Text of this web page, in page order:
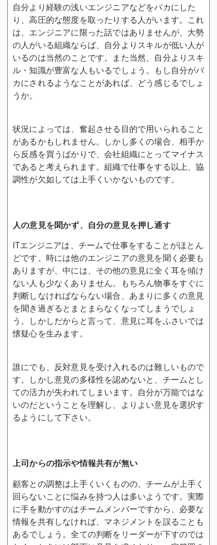
自分より経験の浅いエンジニアなどをバカにした
り、高圧的な態度を取ったりする人がいます。これ
は、エンジニアに限った話ではありませんが、大勢
の人がいる組織ならば、自分よりスキルが低い人が
いるのは当然のことです。また当然、自分よりスキ
ル・知識が豊富な人もいるでしょう。もし自分がバ
カにされるようなことがあれば、どう感じるでしょ
うか。
状況によっては、奮起させる目的で用いられること
があるかもしれません。しかし多くの場合、相手か
ら反感を買うばかりで、会社組織にとってマイナス
であると考えられます。組織で仕事をする以上、協
調性が欠如しては上手くいかないものです。
人の意見を聞かず、自分の意見を押し通す
ITエンジニアは、チームで仕事をすることがほとん
どです。時には他のエンジニアの意見を聞く必要も
ありますが、中には、その他の意見に全く耳を傾け
ない人も少なくありません。もちろん物事をすぐに
判断しなければならない場合、あまりに多くの意見
を聞き過ぎるとまとまらなくなってしまうでしょ
う。しかしだからと言って、意見に耳をふさいでは
懐疑心を生みます。
誰にでも、反対意見を受け入れるのは難しいもので
す。しかし意見の多様性を認めないと、チームとし
ての活力が失われてしまいます。自分が万能ではな
いのだということを理解し、よりよい意見を選択す
るようにして下さい。
上司からの指示や情報共有が無い
顧客との調整は上手くいくものの、チームが上手く
回らないことに悩みを持つ人は多いようです。実際
に手を動かすのはチームメンバーですから、必要な
情報を共有しなければ、マネジメントを誤ることも
あるでしょう。全ての判断をリーダーが下すのでは